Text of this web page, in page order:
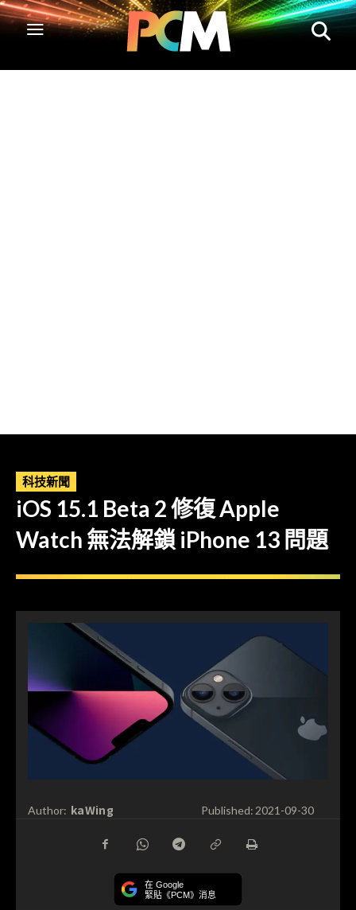
科技新聞
iOS 15.1 Beta 2 修復 Apple
Watch 無法解鎖 iPhone 13 問題
Author: kaWing Published:2021-09-30
在 Google
緊貼《PCM》消息